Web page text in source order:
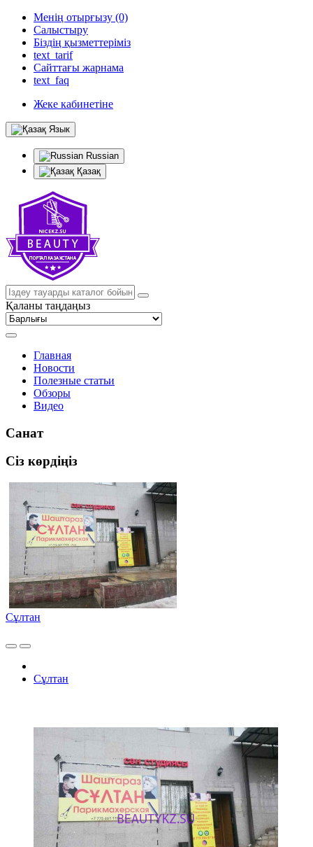
Менің отырғызу (0)
Салыстыру
Біздің қызметтеріміз
text_tarif
Сайттағы жарнама
text_faq
Жеке кабинетіне
Язык
Russian
Қазақ
Қаланы таңдаңыз
Главная
Новости
Полезные статьи
Обзоры
Видео
Санат
Сіз көрдіңіз
Сұлтан
Сұлтан